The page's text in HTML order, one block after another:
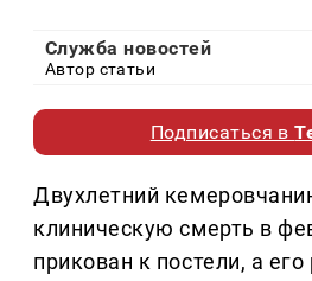
Служба новостей
Автор статьи
Подписаться в
Двухлетний
клиническую смерть в
прикован к постели, а